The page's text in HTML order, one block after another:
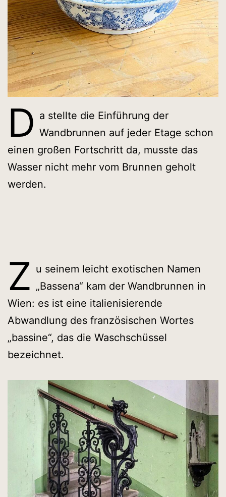
D a stellte die Einführung der
Wandbrunnen auf jeder Etage schon
einen großen Fortschritt da, musste das
Wasser nicht mehr vom Brunnen geholt
werden.
Z u seinem leicht exotischen Namen
„Bassena“ kam der Wandbrunnen in
Wien: es ist eine italienisierende
Abwandlung des französischen Wortes
„bassine“, das die Waschschüssel
bezeichnet.